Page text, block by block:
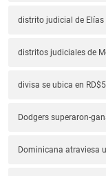
distrito judicial de Elías
distritos judiciales de
divisa se ubica en
Dodgers superaron-
Dominicana atraviesa